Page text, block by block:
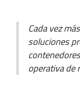
Cada vez
soluciones
operativa de